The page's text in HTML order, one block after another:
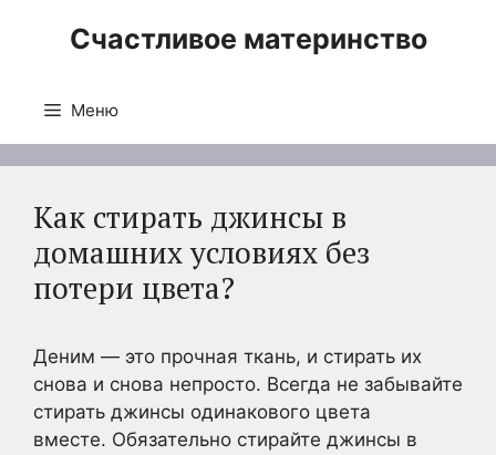
Счастливое материнство
Меню
Как стирать джинсы в
домашних условиях без
потери цвета?
Деним — это прочная ткань, и стирать их
снова и снова непросто. Всегда не забывайте
стирать джинсы одинакового цвета
вместе. Обязательно стирайте джинсы в